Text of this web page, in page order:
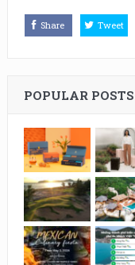
Share Tweet
POPULAR POSTS